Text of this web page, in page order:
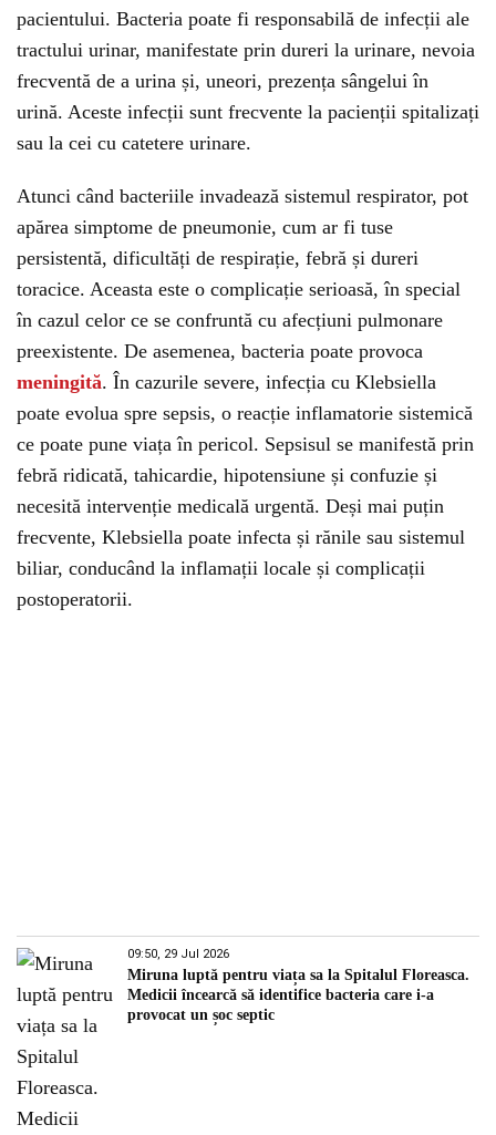
pacientului. Bacteria poate fi responsabilă de infecții ale
tractului urinar, manifestate prin dureri la urinare, nevoia
frecventă de a urina și, uneori, prezența sângelui în
urină. Aceste infecții sunt frecvente la pacienții spitalizați
sau la cei cu catetere urinare.
Atunci când bacteriile invadează sistemul respirator, pot
apărea simptome de pneumonie, cum ar fi tuse
persistentă, dificultăți de respirație, febră și dureri
toracice. Aceasta este o complicație serioasă, în special
în cazul celor ce se confruntă cu afecțiuni pulmonare
preexistente. De asemenea, bacteria poate provoca
meningită. În cazurile severe, infecția cu Klebsiella
poate evolua spre sepsis, o reacție inflamatorie sistemică
ce poate pune viața în pericol. Sepsisul se manifestă prin
febră ridicată, tahicardie, hipotensiune și confuzie și
necesită intervenție medicală urgentă. Deși mai puțin
frecvente, Klebsiella poate infecta și rănile sau sistemul
biliar, conducând la inflamații locale și complicații
postoperatorii.
09:50, 29 Jul 2026
Miruna luptă pentru viața sa la Spitalul Floreasca.
Medicii încearcă să identifice bacteria care i-a
provocat un șoc septic